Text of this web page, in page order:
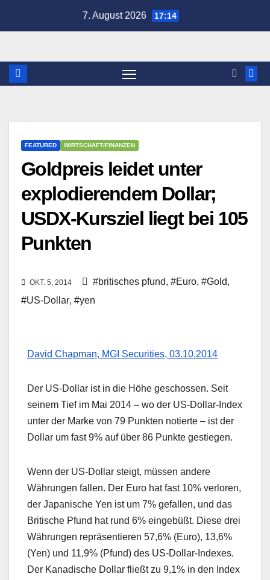
7. August 2026 17:14
FEATURED WIRTSCHAFT/FINANZEN
Goldpreis leidet unter
explodierendem Dollar;
USDX-Kursziel liegt bei 105
Punkten
OKT. 5, 2014 #britisches pfund, #Euro, #Gold,
#US-Dollar, #yen
David Chapman, MGI Securities, 03.10.2014
Der US-Dollar ist in die Höhe geschossen. Seit
seinem Tief im Mai 2014 – wo der US-Dollar-Index
unter der Marke von 79 Punkten notierte – ist der
Dollar um fast 9% auf über 86 Punkte gestiegen.
Wenn der US-Dollar steigt, müssen andere
Währungen fallen. Der Euro hat fast 10% verloren,
der Japanische Yen ist um 7% gefallen, und das
Britische Pfund hat rund 6% eingebüßt. Diese drei
Währungen repräsentieren 57,6% (Euro), 13,6%
(Yen) und 11,9% (Pfund) des US-Dollar-Indexes.
Der Kanadische Dollar fließt zu 9,1% in den Index